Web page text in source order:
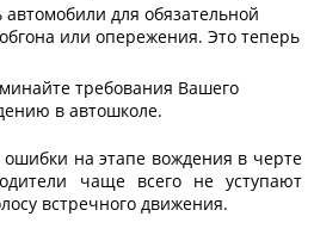
автомобили для обязательной
или опережения. Это теперь
требования Вашего
в автошколе.
на этапе вождения в черте
чаще всего не уступают
встречного движения.